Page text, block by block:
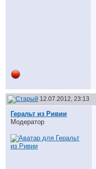
12.07.2012, 23:13
Геральт из Ривии
Модератор